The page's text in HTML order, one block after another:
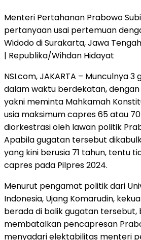
Menteri Pertahanan Prabowo
pertanyaan usai pertemuan
Widodo di Surakarta, Jawa
| Republika/Wihdan Hidayat
NSI.com, JAKARTA – Munculnya
dalam waktu berdekatan,
yakni meminta Mahkamah
usia maksimum capres 65 atau
diorkestrasi oleh lawan politik
Apabila gugatan tersebut
yang kini berusia 71 tahun, tentu
capres pada Pilpres 2024.
Menurut pengamat politik dari
Indonesia, Ujang Komarudin,
berada di balik gugatan tersebut,
membatalkan pencapresan
menyadari elektabilitas menteri